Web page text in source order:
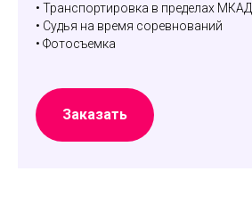
• Транспортировка в пределах МКАД
• Судья на время соревнований
• Фотосъемка
Заказать